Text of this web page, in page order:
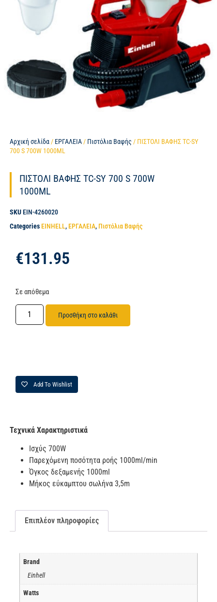
Αρχική σελίδα / ΕΡΓΑΛΕΙΑ / Πιστόλια Βαφής / ΠΙΣΤΟΛΙ ΒΑΦΗΣ TC-SY
700 S 700W 1000ML
ΠΙΣΤΟΛΙ ΒΑΦΗΣ TC-SY 700 S 700W
1000ML
SKU EIN-4260020
Categories EINHELL, ΕΡΓΑΛΕΙΑ, Πιστόλια Βαφής
€131.95
Σε απόθεμα
Προσθήκη στο καλάθι
Add To Wishlist
Τεχνικά Χαρακτηριστικά
Ισχύς 700W
Παρεχόμενη ποσότητα ροής 1000ml/min
Όγκος δεξαμενής 1000ml
Μήκος εύκαμπτου σωλήνα 3,5m
Επιπλέον πληροφορίες
Brand
Einhell
Watts